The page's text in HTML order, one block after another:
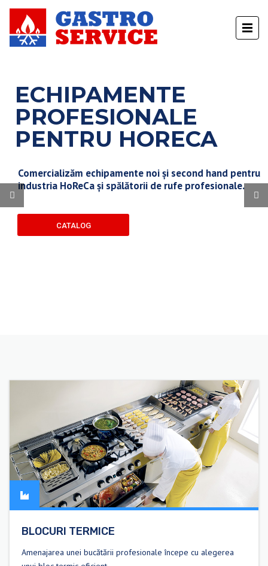
ECHIPAMENTE
PROFESIONALE
PENTRU HORECA
Comercializăm echipamente noi și second hand pentru
industria HoReCa și spălătorii de rufe profesionale.
CATALOG
BLOCURI TERMICE
Amenajarea unei bucătării profesionale începe cu alegerea